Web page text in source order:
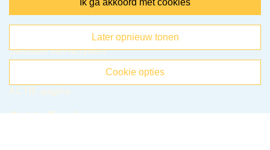
Sieraden van Epoxy giethars
Sieraden van Acrylverf
ACTIE-pagina
Get In Touch
ik ga akkoord met cookies
later opnieuw tonen
cookie opties